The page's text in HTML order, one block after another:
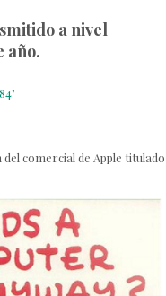
a nivel
año.
comercial de Apple titulado